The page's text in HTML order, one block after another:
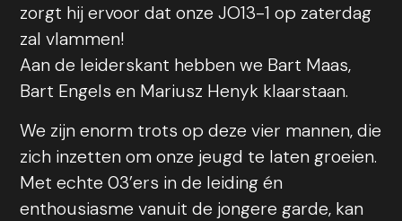
zorgt hij ervoor dat onze JO13-1 op zaterdag
zal vlammen!
Aan de leiderskant hebben we Bart Maas,
Bart Engels en Mariusz Henyk klaarstaan.
We zijn enorm trots op deze vier mannen, die
zich inzetten om onze jeugd te laten groeien.
Met echte 03’ers in de leiding én
enthousiasme vanuit de jongere garde, kan